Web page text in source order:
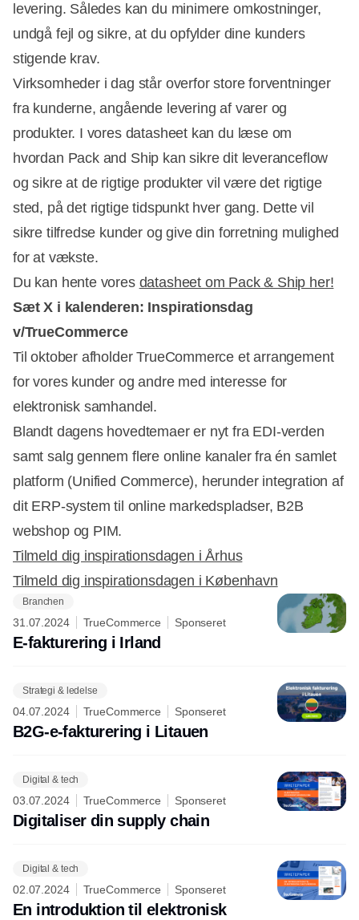
levering. Således kan du minimere omkostninger,
undgå fejl og sikre, at du opfylder dine kunders
stigende krav.
Virksomheder i dag står overfor store forventninger
fra kunderne, angående levering af varer og
produkter. I vores datasheet kan du læse om
hvordan Pack and Ship kan sikre dit leveranceflow
og sikre at de rigtige produkter vil være det rigtige
sted, på det rigtige tidspunkt hver gang. Dette vil
sikre tilfredse kunder og give din forretning mulighed
for at vækste.
Du kan hente vores datasheet om Pack & Ship her!
Sæt X i kalenderen: Inspirationsdag
v/TrueCommerce
Til oktober afholder TrueCommerce et arrangement
for vores kunder og andre med interesse for
elektronisk samhandel.
Blandt dagens hovedtemaer er nyt fra EDI-verden
samt salg gennem flere online kanaler fra én samlet
platform (Unified Commerce), herunder integration af
dit ERP-system til online markedspladser, B2B
webshop og PIM.
Tilmeld dig inspirationsdagen i Århus
Tilmeld dig inspirationsdagen i København
Branchen
31.07.2024 TrueCommerce Sponseret
E-fakturering i Irland
Strategi & ledelse
04.07.2024 TrueCommerce Sponseret
B2G-e-fakturering i Litauen
Digital & tech
03.07.2024 TrueCommerce Sponseret
Digitaliser din supply chain
Digital & tech
02.07.2024 TrueCommerce Sponseret
En introduktion til elektronisk